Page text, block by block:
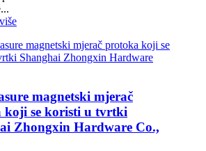
magnetski mjerač
koji se koristi u tvrtki
Zhongxin Hardware Co.,